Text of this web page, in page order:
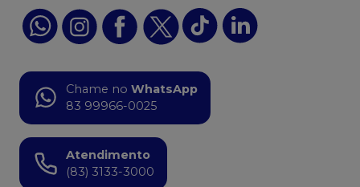
Chame no WhatsApp
83 99966-0025
Atendimento
(83) 3133-3000